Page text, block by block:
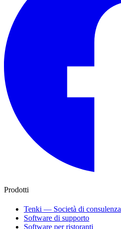
Prodotti
Tenki — Società di consulenza
Software di supporto
Software per ristoranti